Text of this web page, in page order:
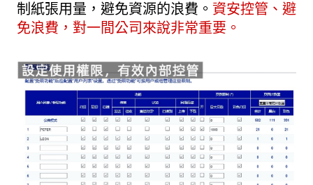
制紙張用量，避免資源的浪費。 資安控管、避
免浪費，對一間公司來說非常重要。